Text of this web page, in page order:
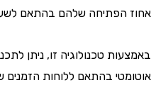
הפתיחה שלהם בהתאם לשעות
טכנולוגיה זו, ניתן לתכנת
בהתאם ללוחות הזמנים של